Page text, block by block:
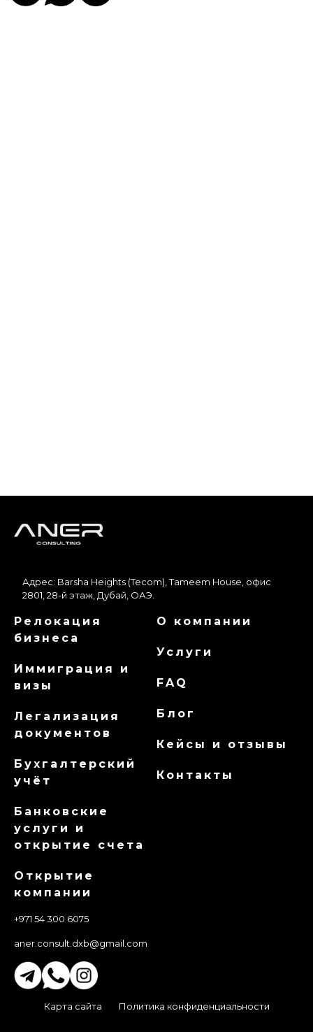
Адрес: Barsha Heights (Tecom), Tameem House, офис
2801, 28-й этаж, Дубай, ОАЭ.
Релокация
бизнеса
Иммиграция и
визы
Легализация
документов
Бухгалтерский
учёт
Банковские
услуги и
открытие счета
Открытие
компании
О компании
Услуги
FAQ
Блог
Кейсы и отзывы
Контакты
+971 54 300 6075
aner.consult.dxb@gmail.com
Карта сайта Политика конфиденциальности